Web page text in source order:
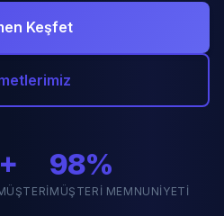
Keşfet
98%
MÜŞTERI MEMNUNIYETI